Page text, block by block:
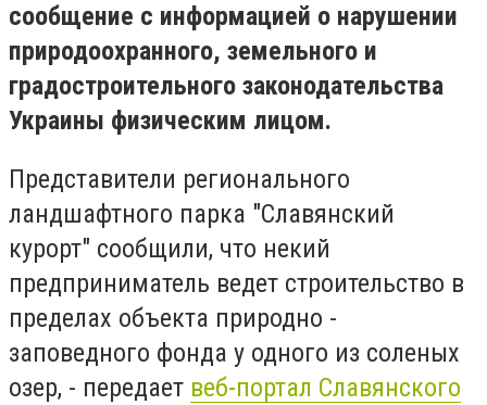
сообщение с информацией о нарушении
природоохранного, земельного и
градостроительного законодательства
Украины физическим лицом.
Представители регионального
ландшафтного парка "Славянский
курорт" сообщили, что некий
предприниматель ведет строительство в
пределах объекта природно -
заповедного фонда у одного из соленых
озер, - передает веб-портал Славянского